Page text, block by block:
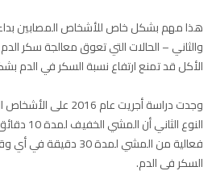
هذا مهم بشكل خاص للأشخاص المصابين
والثاني – الحالات التي تعوق معالجة سكر
الأكل قد تمنع ارتفاع نسبة السكر في الدم
وجدت دراسة أجريت عام
النوع
فعالية من المشي لمدة
السكر في الدم.